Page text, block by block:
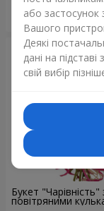
Замовити
Букет "Чарівність"
повітряними
або застосунок
Вашого
Деякі
дані на
свій вибір